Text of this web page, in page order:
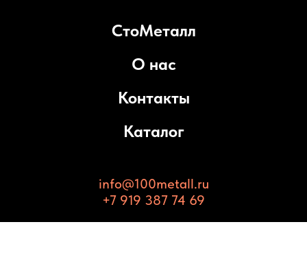
СтоМеталл
О нас
Контакты
Каталог
info@100metall.ru
+7 919 387 74 69